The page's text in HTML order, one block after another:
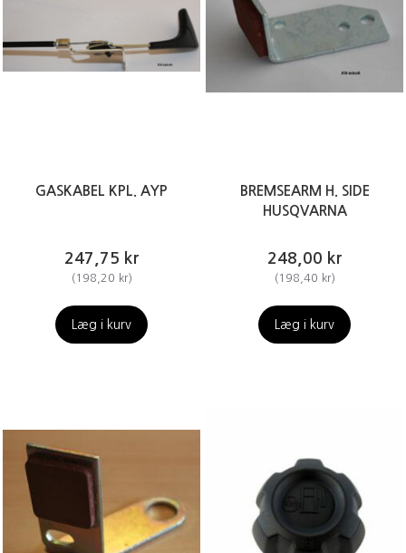
GASKABEL KPL. AYP
247,75 kr
(198,20 kr)
Læg i kurv
BREMSEARM H. SIDE
HUSQVARNA
248,00 kr
(198,40 kr)
Læg i kurv